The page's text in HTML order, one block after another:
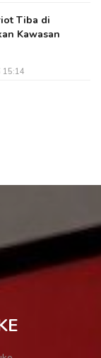
Tiba di
Kawasan
15:14